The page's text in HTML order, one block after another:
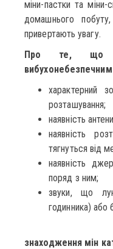
міни-пастки та
домашнього
привертають увагу.
Про те, що
характерний
розташування;
наявність
наявність
тягнуться від
наявність
поряд з ним;
звуки, що
годинника) або
знаходження мін